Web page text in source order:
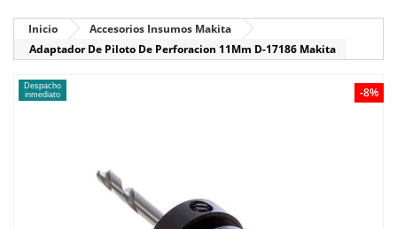
Inicio
Accesorios Insumos Makita
Adaptador De Piloto De Perforacion 11Mm D-17186 Makita
-8%
Despacho
inmediato